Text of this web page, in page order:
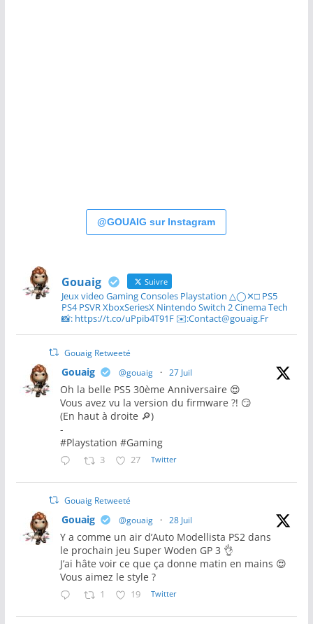
@GOUAIG sur Instagram
Gouaig Suivre
Jeux video Gaming Consoles Playstation △◯✕□ PS5
PS4 PSVR XboxSeriesX Nintendo Switch 2 Cinema Tech
📸: https://t.co/uPpib4T91F ✉️:Contact@gouaig.Fr
Gouaig Retweeté
Gouaig @gouaig · 27 Juil
Oh la belle PS5 30ème Anniversaire 😍
Vous avez vu la version du firmware ?! 😏
(En haut à droite 🔎)
-
#Playstation #Gaming
3 27 Twitter
Gouaig Retweeté
Gouaig @gouaig · 28 Juil
Y a comme un air d’Auto Modellista PS2 dans
le prochain jeu Super Woden GP 3 👌
J’ai hâte voir ce que ça donne matin en mains 😍
Vous aimez le style ?
1 19 Twitter